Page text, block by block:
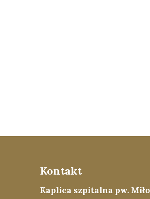
Kontakt
Kaplica szpitalna pw.